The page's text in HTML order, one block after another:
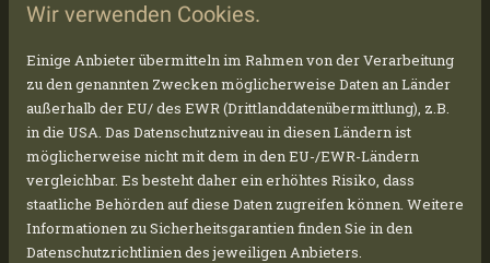
SCHLÖN!!
Dopo il completamento della recinzione e
l'arrivo dei nostri macchinari a Schlön, ad
agosto 2024 abbiamo iniziato la costruzione
della struttura portante per il nostro impianto
fotovoltaico in Meclemburgo-Pomerania, come
previsto. Questo progetto impressionante, con
una capacità di oltre 60 MWp, sarà dotato di più
Wir verwenden Cookies.
Einige Anbieter übermitteln im Rahmen von der Verarbeitung
zu den genannten Zwecken möglicherweise Daten an Länder
außerhalb der EU/ des EWR (Drittlanddatenübermittlung), z.B.
in die USA. Das Datenschutzniveau in diesen Ländern ist
möglicherweise nicht mit dem in den EU-/EWR-Ländern
vergleichbar. Es besteht daher ein erhöhtes Risiko, dass
staatliche Behörden auf diese Daten zugreifen können. Weitere
Informationen zu Sicherheitsgarantien finden Sie in den
Datenschutzrichtlinien des jeweiligen Anbieters.